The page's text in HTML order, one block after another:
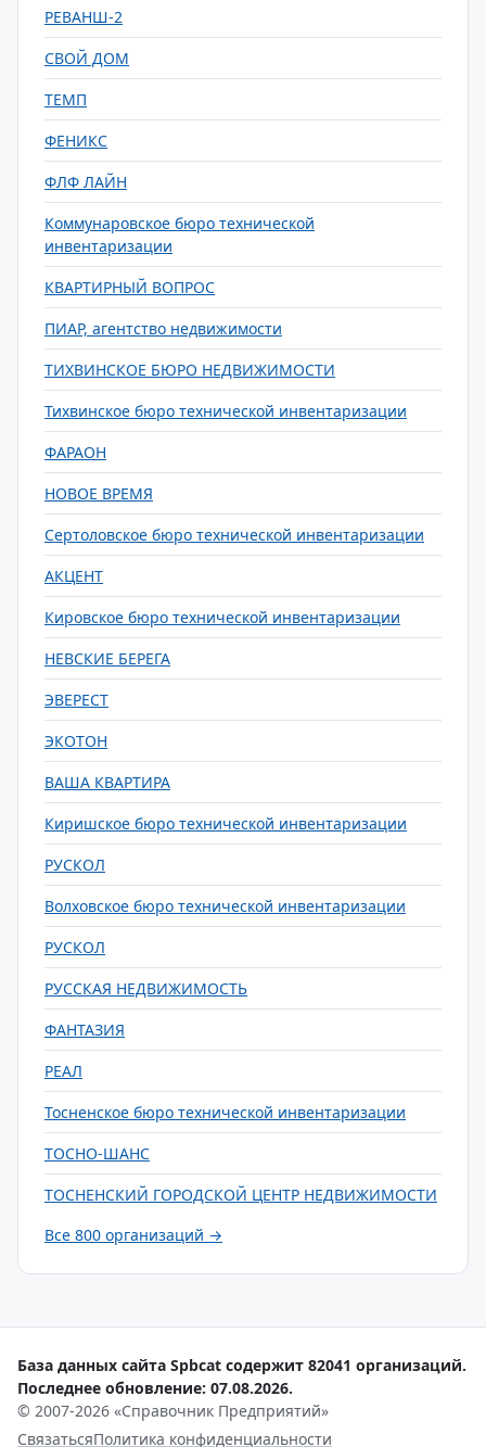
РЕВАНШ-2
СВОЙ ДОМ
ТЕМП
ФЕНИКС
ФЛФ ЛАЙН
Коммунаровское бюро технической
инвентаризации
КВАРТИРНЫЙ ВОПРОС
ПИАР, агентство недвижимости
ТИХВИНСКОЕ БЮРО НЕДВИЖИМОСТИ
Тихвинское бюро технической инвентаризации
ФАРАОН
НОВОЕ ВРЕМЯ
Сертоловское бюро технической инвентаризации
АКЦЕНТ
Кировское бюро технической инвентаризации
НЕВСКИЕ БЕРЕГА
ЭВЕРЕСТ
ЭКОТОН
ВАША КВАРТИРА
Киришское бюро технической инвентаризации
РУСКОЛ
Волховское бюро технической инвентаризации
РУСКОЛ
РУССКАЯ НЕДВИЖИМОСТЬ
ФАНТАЗИЯ
РЕАЛ
Тосненское бюро технической инвентаризации
ТОСНО-ШАНС
ТОСНЕНСКИЙ ГОРОДСКОЙ ЦЕНТР НЕДВИЖИМОСТИ
Все 800 организаций →
База данных сайта Spbcat содержит 82041 организаций.
Последнее обновление: 07.08.2026.
© 2007-2026 «Справочник Предприятий»
СвязатьсяПолитика конфиденциальности